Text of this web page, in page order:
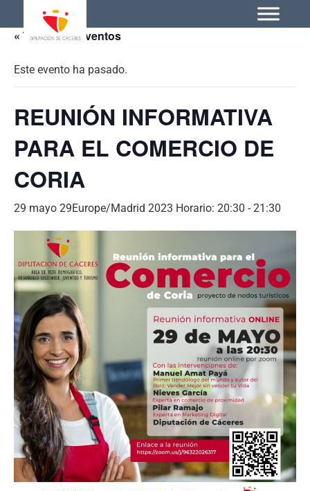
« Todos los Eventos
Este evento ha pasado.
REUNIÓN INFORMATIVA
PARA EL COMERCIO DE
CORIA
29 mayo 29Europe/Madrid 2023 Horario: 20:30 - 21:30